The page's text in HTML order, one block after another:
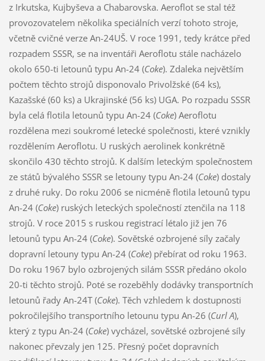
z Irkutska, Kujbyševa a Chabarovska. Aeroflot se stal též
provozovatelem několika speciálních verzí tohoto stroje,
včetně cvičné verze An-24UŠ. V roce 1991, tedy krátce před
rozpadem SSSR, se na inventáři Aeroflotu stále nacházelo
okolo 650-ti letounů typu An-24 (Coke). Zdaleka největším
počtem těchto strojů disponovalo Privolžské (64 ks),
Kazašské (60 ks) a Ukrajinské (56 ks) UGA. Po rozpadu SSSR
byla celá flotila letounů typu An-24 (Coke) Aeroflotu
rozdělena mezi soukromé letecké společnosti, které vznikly
rozdělením Aeroflotu. U ruských aerolinek konkrétně
skončilo 430 těchto strojů. K dalším leteckým společnostem
ze států bývalého SSSR se letouny typu An-24 (Coke) dostaly
z druhé ruky. Do roku 2006 se nicméně flotila letounů typu
An-24 (Coke) ruských leteckých společností ztenčila na 118
strojů. V roce 2015 s ruskou registrací létalo již jen 76
letounů typu An-24 (Coke). Sovětské ozbrojené síly začaly
dopravní letouny typu An-24 (Coke) přebírat od roku 1963.
Do roku 1967 bylo ozbrojených silám SSSR předáno okolo
20-ti těchto strojů. Poté se rozeběhly dodávky transportních
letounů řady An-24T (Coke). Těch vzhledem k dostupnosti
pokročilejšího transportního letounu typu An-26 (Curl A),
který z typu An-24 (Coke) vycházel, sovětské ozbrojené síly
nakonec převzaly jen 125. Přesný počet dopravních